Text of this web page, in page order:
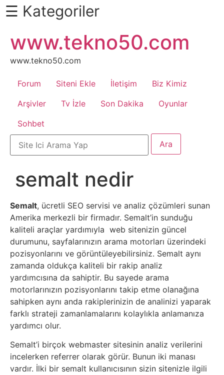
Daha
Fazlası
İçin
Kaydır
Android
Apk
Arabalar
Bankacılık
İşlemleri
Belgesel
Bilgi
Bilgisayar
Bilim
Bitcoin
Bitkiler
☰ Kategoriler
atla
www.tekno50.com
www.tekno50.com
Forum Siteni Ekle İletişim
Biz Kimiz
Arşivler
Tv İzle Son Dakika
Oyunlar
Sohbet
semalt nedir
Semalt, ücretli SEO servisi ve analiz çözümleri sunan
Amerika merkezli bir firmadır. Semalt’in sunduğu
kaliteli araçlar yardımıyla web sitenizin güncel
durumunu, sayfalarınızın arama motorları üzerindeki
pozisyonlarını ve görüntüleyebilirsiniz. Semalt aynı
zamanda oldukça kaliteli bir rakip analiz
yardımcısına da sahiptir. Bu sayede arama
motorlarınızın pozisyonlarını takip etme olanağına
sahipken aynı anda rakiplerinizin de analinizi yaparak
farklı strateji zamanlamalarını kolaylıkla anlamanıza
yardımcı olur.
Semalt’i birçok webmaster sitesinin analiz verilerini
incelerken referrer olarak görür. Bunun iki manası
vardır. İlki bir semalt kullanıcısının sizin sitenizle ilgili